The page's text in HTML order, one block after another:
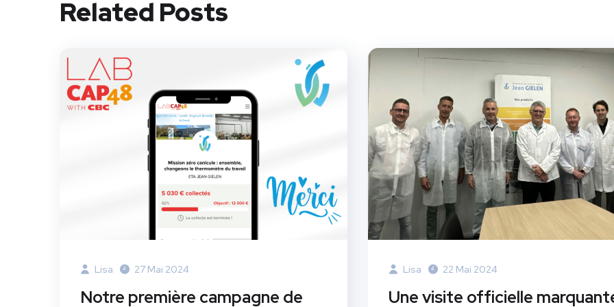
Related Posts
Lisa 27 Mai 2024
Notre première campagne de
Lisa 22 Mai 2024
Une visite officielle